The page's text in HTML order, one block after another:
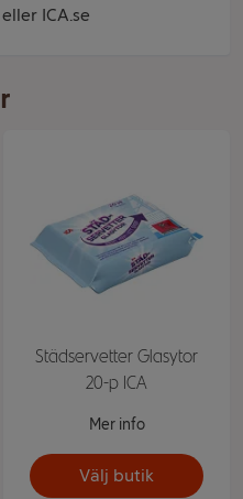
ICA.se
Städservetter Glasytor
20-p ICA
Mer info
Välj butik